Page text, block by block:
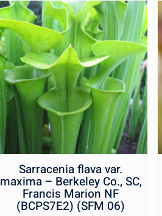
Sarracenia flava var.
maxima – Berkeley Co., SC,
Francis Marion NF
(BCPS7E2) (SFM 06)